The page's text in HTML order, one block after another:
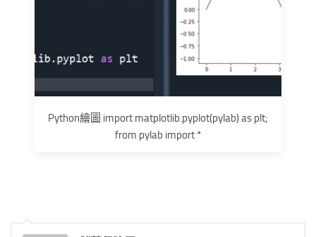
Python繪圖 import matplotlib.pyplot(pylab) as plt;
from pylab import *